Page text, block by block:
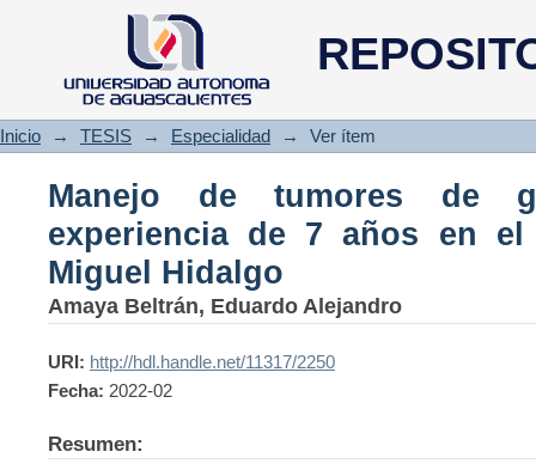
Manejo de tumores de
centenario hospital Miguel
Inicio → TESIS → Especialidad → Ver ítem
Manejo de tumores de
experiencia de 7 años en el
Miguel Hidalgo
Amaya Beltrán, Eduardo Alejandro
URI: http://hdl.handle.net/11317/2250
Fecha: 2022-02
Resumen: